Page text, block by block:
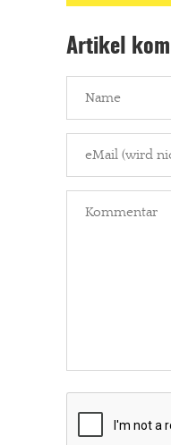
Artikel